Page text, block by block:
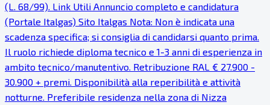
(L. 68/99). Link Utili Annuncio completo e candidatura
(Portale Italgas) Sito Italgas Nota: Non è indicata una
scadenza specifica; si consiglia di candidarsi quanto prima.
Il ruolo richiede diploma tecnico e 1-3 anni di esperienza in
ambito tecnico/manutentivo. Retribuzione RAL € 27.900 -
30.900 + premi. Disponibilità alla reperibilità e attività
notturne. Preferibile residenza nella zona di Nizza